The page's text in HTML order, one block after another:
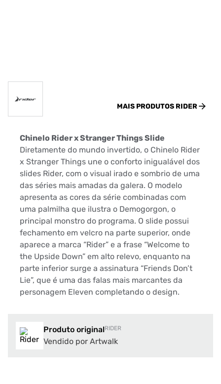
MAIS PRODUTOS RIDER
Chinelo Rider x Stranger Things Slide
Diretamente do mundo invertido, o Chinelo Rider
x Stranger Things une o conforto inigualável dos
slides Rider, com o visual irado e sombrio de uma
das séries mais amadas da galera. O modelo
apresenta as cores da série combinadas com
uma palmilha que ilustra o Demogorgon, o
principal monstro do programa. O slide possui
fechamento em velcro na parte superior, onde
aparece a marca “Rider” e a frase “Welcome to
the Upside Down” em alto relevo, enquanto na
parte inferior surge a assinatura “Friends Don’t
Lie”, que é uma das falas mais marcantes da
personagem Eleven completando o design.
Produto originalRIDER
Vendido por Artwalk